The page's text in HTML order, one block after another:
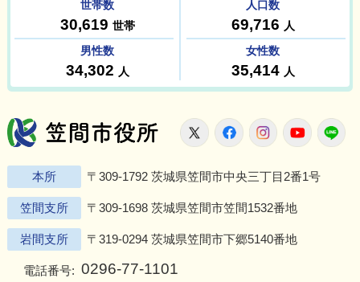
笠間市役所
X FacebookInstagram
本所 〒309-1792 茨城県笠間市中央三丁目2番1号
笠間支所 〒309-1698 茨城県笠間市笠間1532番地
岩間支所 〒319-0294 茨城県笠間市下郷5140番地
電話番号: 0296-77-1101